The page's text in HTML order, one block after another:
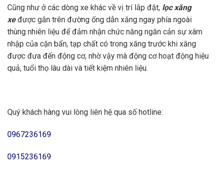
Cũng như ở các dòng xe khác về vị trí lắp đặt, lọc xăng
xeđược gắn trên đường ống dẫn xăng ngay phía ngoài
thùng nhiên liệu để đảm nhận chức năng ngăn cản sự xâm
nhập của cặn bẩn, tạp chất có trong xăng trước khi xăng
được đưa đến động cơ, nhờ vậy mà động cơ hoạt động hiệu
quả, tuổi thọ lâu dài và tiết kiệm nhiên liệu.
Quý khách hàng vui lòng liên hệ qua số hotline:
0967236169
0915236169